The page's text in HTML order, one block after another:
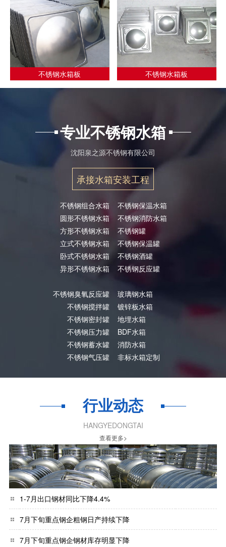
不锈钢水箱板 不锈钢水箱板
专业不锈钢水箱
沈阳泉之源不锈钢有限公司
承接水箱安装工程
不锈钢组合水箱
圆形不锈钢水箱
方形不锈钢水箱
立式不锈钢水箱
卧式不锈钢水箱
异形不锈钢水箱
不锈钢臭氧反应罐
不锈钢搅拌罐
不锈钢密封罐
不锈钢压力罐
不锈钢蓄水罐
不锈钢气压罐
不锈钢保温水箱
不锈钢消防水箱
不锈钢罐
不锈钢保温罐
不锈钢酒罐
不锈钢反应罐
玻璃钢水箱
镀锌板水箱
地埋水箱
BDF水箱
消防水箱
非标水箱定制
行业动态
HANGYEDONGTAI
查看更多>
1-7月出口钢材同比下降4.4%
7月下旬重点钢企粗钢日产持续下降
7月下旬重点钢企钢材库存明显下降